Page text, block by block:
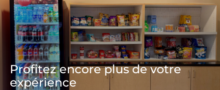
Profitez encore plus de votre
expérience